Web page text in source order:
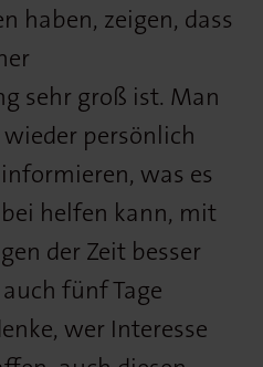
haben, zeigen, dass
sehr groß ist. Man
persönlich
was es
helfen kann, mit
der Zeit besser
fünf Tage
wer Interesse